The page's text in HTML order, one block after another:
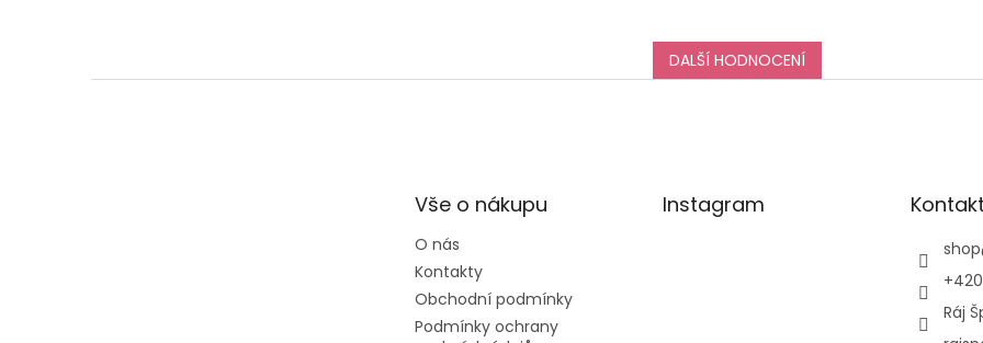
DALŠÍ HODNOCENÍ
Vše o nákupu
O nás
Kontakty
Obchodní podmínky
Podmínky ochrany
Instagram Kontakt
shop
Ráj